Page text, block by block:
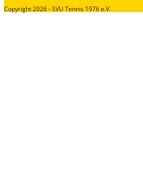
Copyright 2026 - SVU Tennis 1976 e.V.